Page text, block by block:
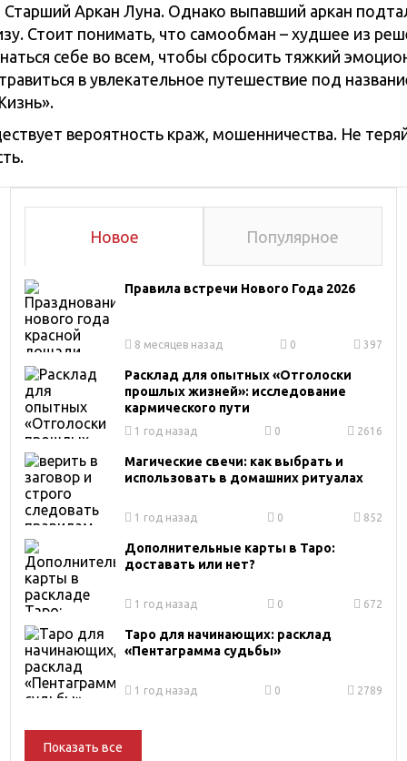
Аркан Луна. Однако выпавший аркан
Стоит понимать, что самообман – худшее из
себе во всем, чтобы сбросить тяжкий
в увлекательное путешествие под
вероятность краж, мошенничества. Не
Новое Популярное
Правила встречи Нового Года 2026
8 месяцев назад 0 397
Расклад для опытных «Отголоски
прошлых жизней»: исследование
кармического пути
1 год назад 0 2616
Магические свечи: как выбрать и
использовать в домашних ритуалах
1 год назад 0 852
Дополнительные карты в Таро:
доставать или нет?
1 год назад 0 672
Таро для начинающих: расклад
«Пентаграмма судьбы»
1 год назад 0 2789
Показать все